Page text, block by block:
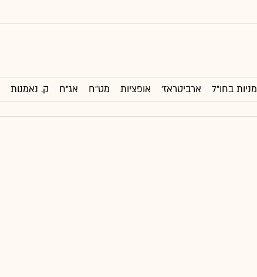
מניות בחו"ל ארביטראז' אופציות מט"ח אג"ח ק. נאמנות